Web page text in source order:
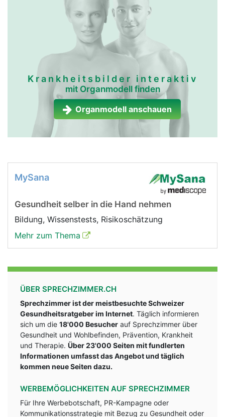
Krankheitsbilder interaktiv
mit Organmodell finden
Organmodell anschauen
MySana
Gesundheit selber in die Hand nehmen
Bildung, Wissenstests, Risikoschätzung
Mehr zum Thema
ÜBER SPRECHZIMMER.CH
Sprechzimmer ist der meistbesuchte Schweizer
Gesundheitsratgeber im Internet. Täglich informieren
sich um die 18'000 Besucher auf Sprechzimmer über
Gesundheit und Wohlbefinden, Prävention, Krankheit
und Therapie. Über 23'000 Seiten mit fundlerten
Informationen umfasst das Angebot und täglich
kommen neue Seiten dazu.
WERBEMÖGLICHKEITEN AUF SPRECHZIMMER
Für Ihre Werbebotschaft, PR-Kampagne oder
Kommunikationsstrategie mit Bezug zu Gesundheit oder